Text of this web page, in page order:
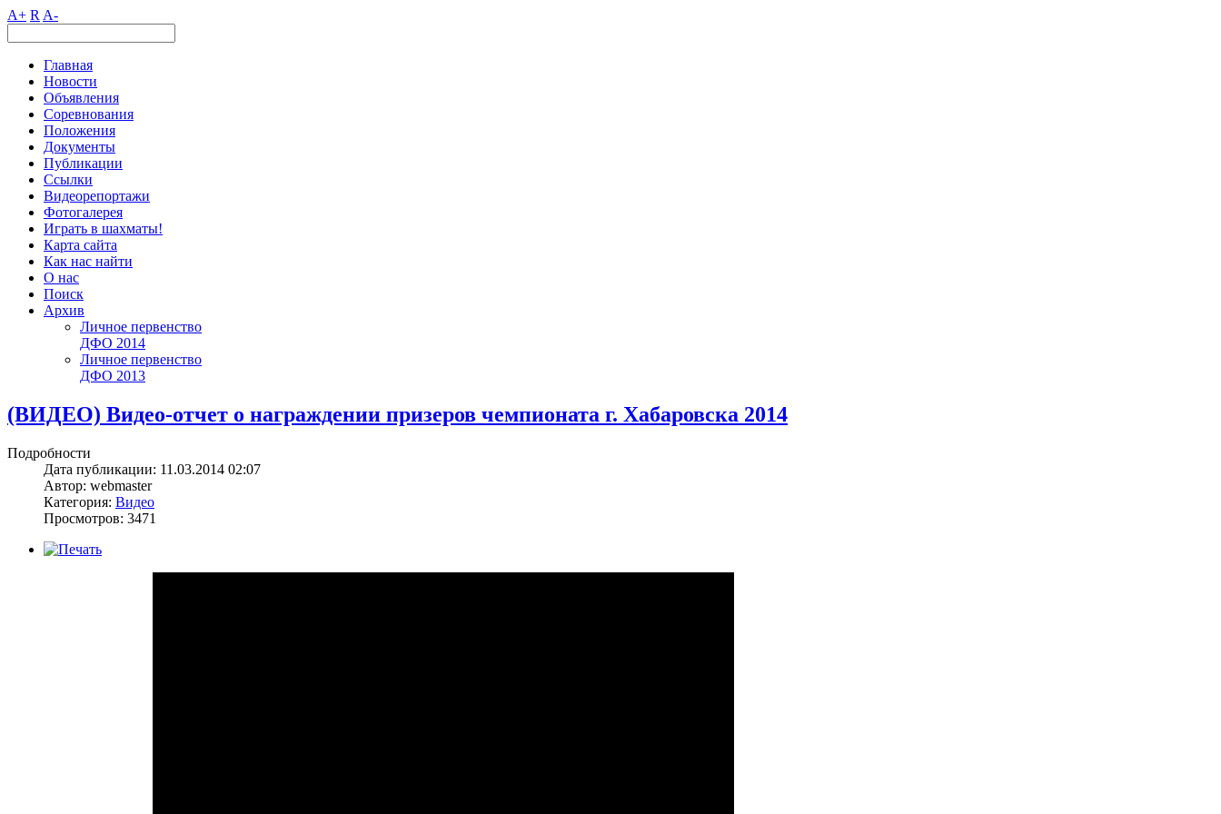
A+ R A-
Главная
Новости
Объявления
Соревнования
Положения
Документы
Публикации
Ссылки
Видеорепортажи
Фотогалерея
Играть в шахматы!
Карта сайта
Как нас найти
О нас
Поиск
Архив
Личное первенство
ДФО 2014
Личное первенство
ДФО 2013
(ВИДЕО) Видео-отчет о награждении призеров чемпионата г. Хабаровска 2014
Подробности
Дата публикации: 11.03.2014 02:07
Автор: webmaster
Категория: Видео
Просмотров: 3471